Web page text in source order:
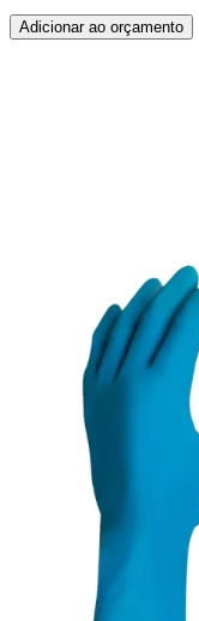
Adicionar ao orçamento